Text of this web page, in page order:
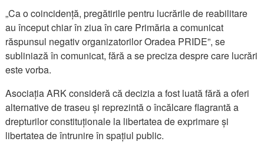
„Ca o coincidență, pregătirile pentru lucrările de reabilitare
au început chiar în ziua în care Primăria a comunicat
răspunsul negativ organizatorilor Oradea PRIDE”, se
subliniază în comunicat, fără a se preciza despre care lucrări
este vorba.
Asociația ARK consideră că decizia a fost luată fără a oferi
alternative de traseu și reprezintă o încălcare flagrantă a
drepturilor constituționale la libertatea de exprimare și
libertatea de întrunire în spațiul public.